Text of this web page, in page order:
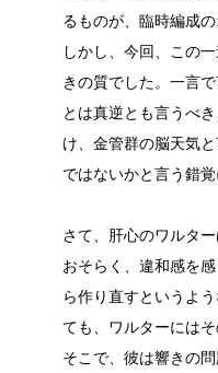
るものが、臨時編成
しかし、今回、この
きの質でした。一言
とは真逆とも言うべ
け、金管群の脳天気
ではないかと言う錯
さて、肝心のワルタ
おそらく、違和感を
ら作り直すというよ
ても、ワルターには
そこで、彼は響きの